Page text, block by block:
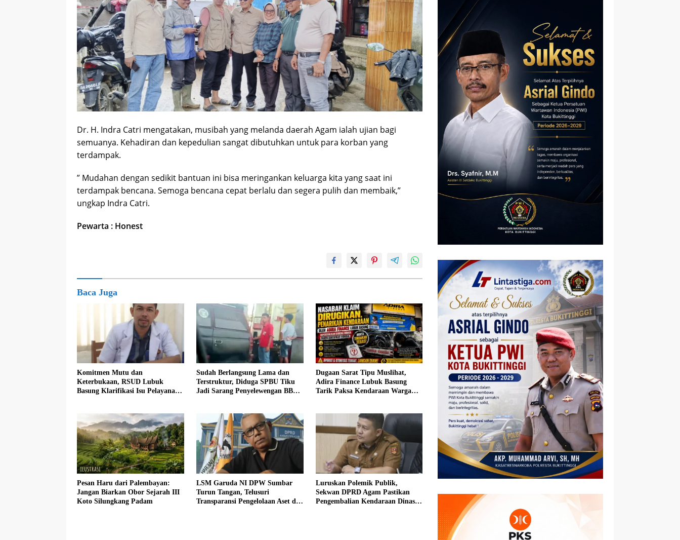
Dr. H. Indra Catri mengatakan, musibah yang melanda daerah Agam ialah ujian bagi
semuanya. Kehadiran dan kepedulian sangat dibutuhkan untuk para korban yang
terdampak.
” Mudahan dengan sedikit bantuan ini bisa meringankan keluarga kita yang saat ini
terdampak bencana. Semoga bencana cepat berlalu dan segera pulih dan membaik,”
ungkap Indra Catri.
Pewarta : Honest
Baca Juga
Komitmen Mutu dan
Keterbukaan, RSUD Lubuk
Basung Klarifikasi Isu Pelayanan
Sudah Berlangsung Lama dan
Terstruktur, Diduga SPBU Tiku
Jadi Sarang Penyelewengan BBM
Dugaan Sarat Tipu Muslihat,
Adira Finance Lubuk Basung
Tarik Paksa Kendaraan Warga
Pesan Haru dari Palembayan:
Jangan Biarkan Obor Sejarah III
Koto Silungkang Padam
LSM Garuda NI DPW Sumbar
Turun Tangan, Telusuri
Transparansi Pengelolaan Aset di
Luruskan Polemik Publik,
Sekwan DPRD Agam Pastikan
Pengembalian Kendaraan Dinas